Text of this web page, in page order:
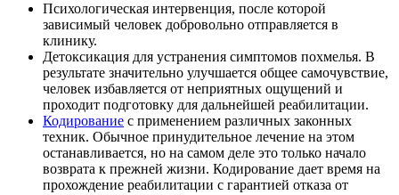
Психологическая интервенция, после которой
зависимый человек добровольно отправляется в
клинику.
Детоксикация для устранения симптомов похмелья. В
результате значительно улучшается общее самочувствие,
человек избавляется от неприятных ощущений и
проходит подготовку для дальнейшей реабилитации.
Кодирование с применением различных законных
техник. Обычное принудительное лечение на этом
останавливается, но на самом деле это только начало
возврата к прежней жизни. Кодирование дает время на
прохождение реабилитации с гарантией отказа от